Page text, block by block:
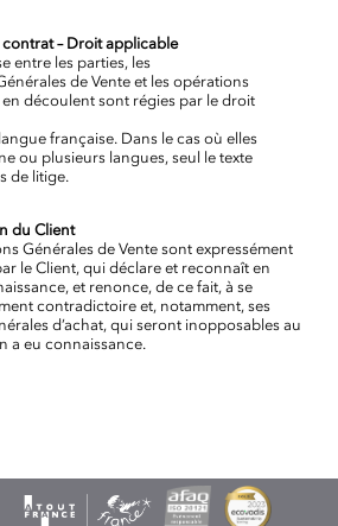
– Droit applicable
entre les parties, les
de Vente et les opérations
en découlent sont régies par le droit
française. Dans le cas où elles
ou plusieurs langues, seul le texte
de litige.
du Client
Générales de Vente sont expressément
le Client, qui déclare et reconnaît en
et renonce, de ce fait, à se
contradictoire et, notamment, ses
d’achat, qui seront inopposables au
a eu connaissance.